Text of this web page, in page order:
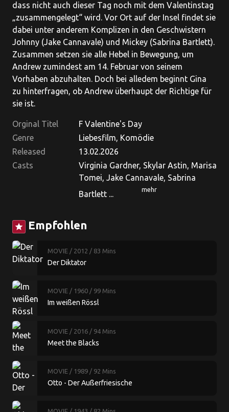
dass nicht auch dieser Tag noch mit dem Valentinstag
„zusammengelegt“ wird. Vor Ort auf der Insel findet sie
dabei unter anderem Komplizen in den Geschwistern
Johnny (Jake Cannavale) und Mickey (Sabrina Bartlett).
Zusammen setzen sie alle Hebel in Bewegung, um
Andrew zumindest am 14. Februar von seinem
Vorhaben abzuhalten. Doch bei alledem beginnt Gina
zu hinterfragen, ob Andrew überhaupt der Richtige für
sie ist.
Orginal Titel
F Valentine's Day
Genre
Liebesfilm, Komödie
Released
13.02.2026
Casts
Virginia Gardner, Skylar Astin, Marisa
Tomei, Jake Cannavale, Sabrina
Bartlett ...
mehr
star Empfohlen
MOVIE / 2012 / 83 Mins
Der Diktator
MOVIE / 1960 / 99 Mins
Im weißen Rössl
MOVIE / 2016 / 94 Mins
Meet the Blacks
MOVIE / 1989 / 92 Mins
Otto - Der Außerfriesische